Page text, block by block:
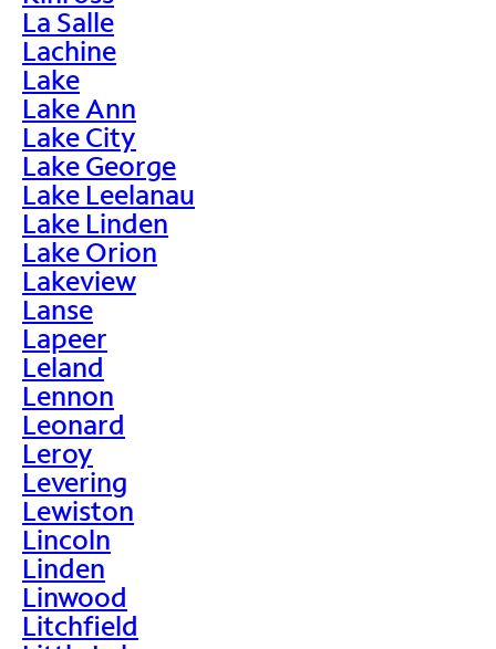
La Salle
Lachine
Lake
Lake Ann
Lake City
Lake George
Lake Leelanau
Lake Linden
Lake Orion
Lakeview
Lanse
Lapeer
Leland
Lennon
Leonard
Leroy
Levering
Lewiston
Lincoln
Linden
Linwood
Litchfield